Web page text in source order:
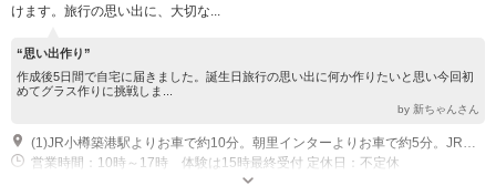
けます。旅行の思い出に、大切な...
“思い出作り”
作成後5日間で自宅に届きました。誕生日旅行の思い出に何か作りたいと思い今回初
めてグラス作りに挑戦しま...
by 新ちゃんさん
(1)JR小樽築港駅よりお車で約10分。朝里インターよりお車で約5分。JR小樽駅より朝里川温泉行のバスにて、朝里川温泉2丁目で下車、徒歩2分。
営業時間：10時～17時 体験は15時最終受付 定休日：不定休
専用駐車場あり（無料）5台 店舗道を挟んで向かい側にございます。